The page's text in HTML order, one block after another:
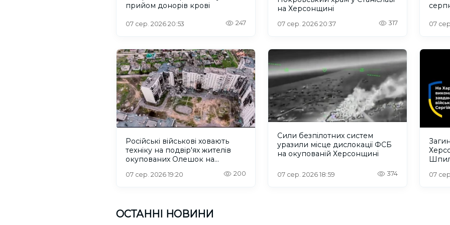
прийом донорів крові
07 сер. 2026 20:53 247
на Херсонщині
07 сер. 2026 20:37 317 07
Російські військові ховають
техніку на подвір'ях жителів
окупованих Олешок на
07 сер. 2026 19:20 200
Сили безпілотних систем
уразили місце дислокації ФСБ
на окупованій Херсонщині
07 сер. 2026 18:59 374 07
ОСТАННІ НОВИНИ